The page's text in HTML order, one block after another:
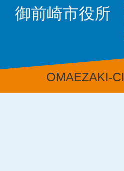
御前崎市役所
OMAEZAKI-